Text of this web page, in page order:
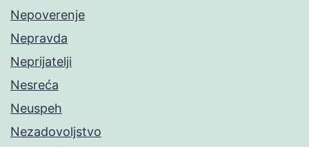
Nepoverenje
Nepravda
Neprijatelji
Nesreća
Neuspeh
Nezadovoljstvo